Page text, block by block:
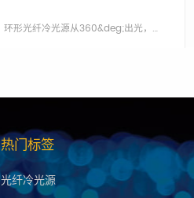
环形光纤冷光源从360&deg;出光，环形光纤形成均匀、无热量、高亮度的照明，环形光纤适用于CCD相机及显微镜检查。
热门标签
光纤冷光源